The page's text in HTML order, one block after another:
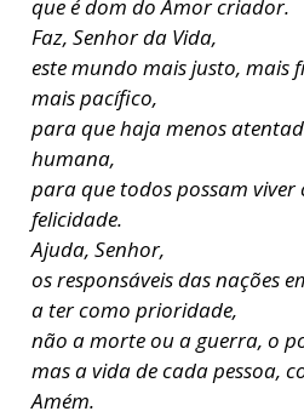
que é dom do Amor criador.
Faz, Senhor da Vida,
este mundo mais justo, mais
mais pacífico,
para que haja menos
humana,
para que todos possam viver
felicidade.
Ajuda, Senhor,
os responsáveis das nações
a ter como prioridade,
não a morte ou a guerra, o
mas a vida de cada pessoa,
Amém.